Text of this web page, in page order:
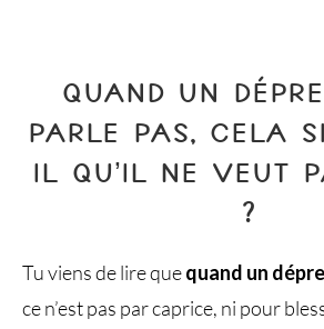
QUAND UN
PARLE PAS​, CELA
IL QU’IL NE VEUT
?
Tu viens de lire quequand un
ce n’est pas par caprice, ni pour